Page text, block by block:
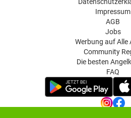
Impressum
AGB
Jobs
Werbung auf Alle
Community
Die besten
FAQ